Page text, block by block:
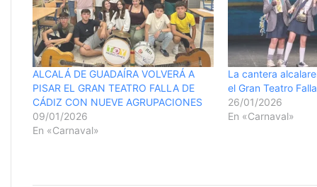
ALCALÁ DE GUADAÍRA VOLVERÁ A
PISAR EL GRAN TEATRO FALLA DE
CÁDIZ CON NUEVE AGRUPACIONES
09/01/2026
En «Carnaval»
La cantera
el Gran Teatro Falla
26/01/2026
En «Carnaval»